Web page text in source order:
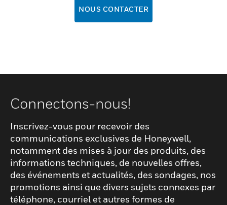
NOUS CONTACTER
Connectons-nous!
Inscrivez-vous pour recevoir des
communications exclusives de Honeywell,
notamment des mises à jour des produits, des
informations techniques, de nouvelles offres,
des événements et actualités, des sondages, nos
promotions ainsi que divers sujets connexes par
téléphone, courriel et autres formes de